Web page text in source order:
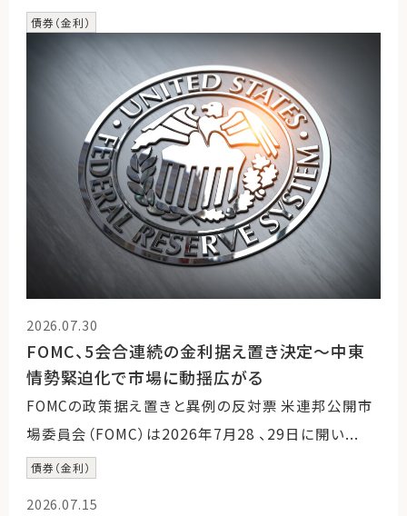
債券（金利）
2026.07.30
FOMC、5会合連続の金利据え置き決定～中東
情勢緊迫化で市場に動揺広がる
FOMCの政策据え置きと異例の反対票 米連邦公開市
場委員会（FOMC）は2026年7月28 、29日に開い...
債券（金利）
2026.07.15